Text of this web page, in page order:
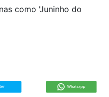
como 'Juninho do